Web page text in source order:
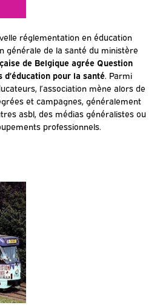
réglementation en éducation
générale de la santé du ministère
de Belgique agrée Question
pour la santé. Parmi
l’association mène alors de
et campagnes, généralement
asbl, des médias généralistes ou
professionnels.